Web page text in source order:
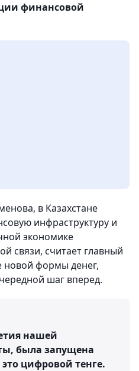
финансовой
в Казахстане
инфраструктуру и
экономике
связи, считает главный
новой формы денег,
шаг вперед.
нашей
была запущена
цифровой тенге.